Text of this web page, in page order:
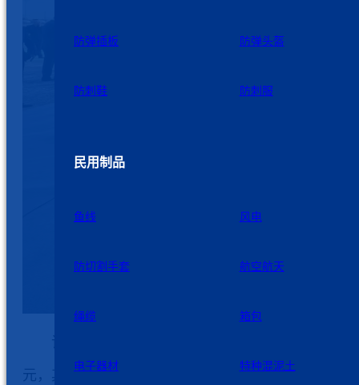
防弹插板 防弹头盔
防刺鞋 防刺服
民用制品
鱼线 风电
防切割手套 航空航天
绳缆 箱包
电子器材 特种混泥土
该项目位于洋口港经济开发区，计划总投资44.5
元，其中设备投资19.6亿元，年产超高分子量聚乙烯